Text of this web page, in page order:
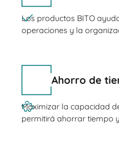
Los productos BITO
operaciones y la
Ahorro de
Maximizar la capacidad
permitirá ahorrar tiempo